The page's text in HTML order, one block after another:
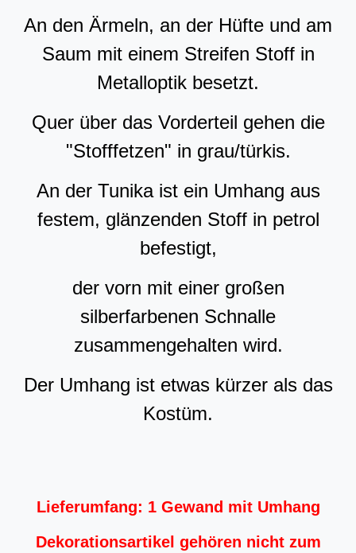
An den Ärmeln, an der Hüfte und am
Saum mit einem Streifen Stoff in
Metalloptik besetzt.
Quer über das Vorderteil gehen die
"Stofffetzen" in grau/türkis.
An der Tunika ist ein Umhang aus
festem, glänzenden Stoff in petrol
befestigt,
der vorn mit einer großen
silberfarbenen Schnalle
zusammengehalten wird.
Der Umhang ist etwas kürzer als das
Kostüm.
Lieferumfang: 1 Gewand mit Umhang
Dekorationsartikel gehören nicht zum